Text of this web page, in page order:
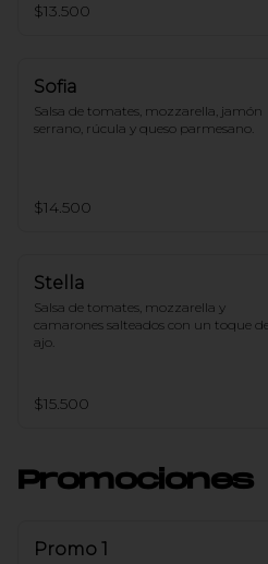
$13.500
Sofia
Salsa de tomates, mozzarella, jamón
serrano, rúcula y queso parmesano.
$14.500
Stella
Salsa de tomates, mozzarella y
camarones salteados con un toque
ajo.
$15.500
Promociones
Promo 1